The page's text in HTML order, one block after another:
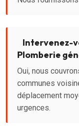
Intervenez-
Plomberie
Oui, nous
communes
déplacement
urgences.